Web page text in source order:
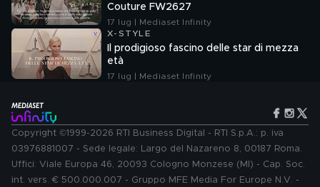
Couture FW2627
17 lug | Mediaset Infinity
X-STYLE
Il prodigioso fascino delle star di mezza
età
17 lug | Mediaset Infinity
Copyright ©1999-2026 RTI Business Digital - RTI S.p.A.: p. iva
03976881007 - Sede legale: Largo del Nazareno 8, 00187 Roma.
Uffici: Viale Europa 46, 20093 Cologno Monzese (MI) - Cap. Soc.
int. vers. € 500.000.007 - Gruppo MFE Media For Europe N.V. -